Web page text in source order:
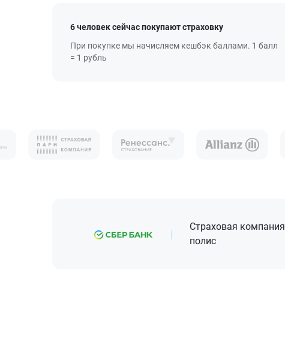
6 человек сейчас покупают страховку
При покупке мы начисляем кешбэк баллами. 1 балл
= 1 рубль
Страховая компания
полис